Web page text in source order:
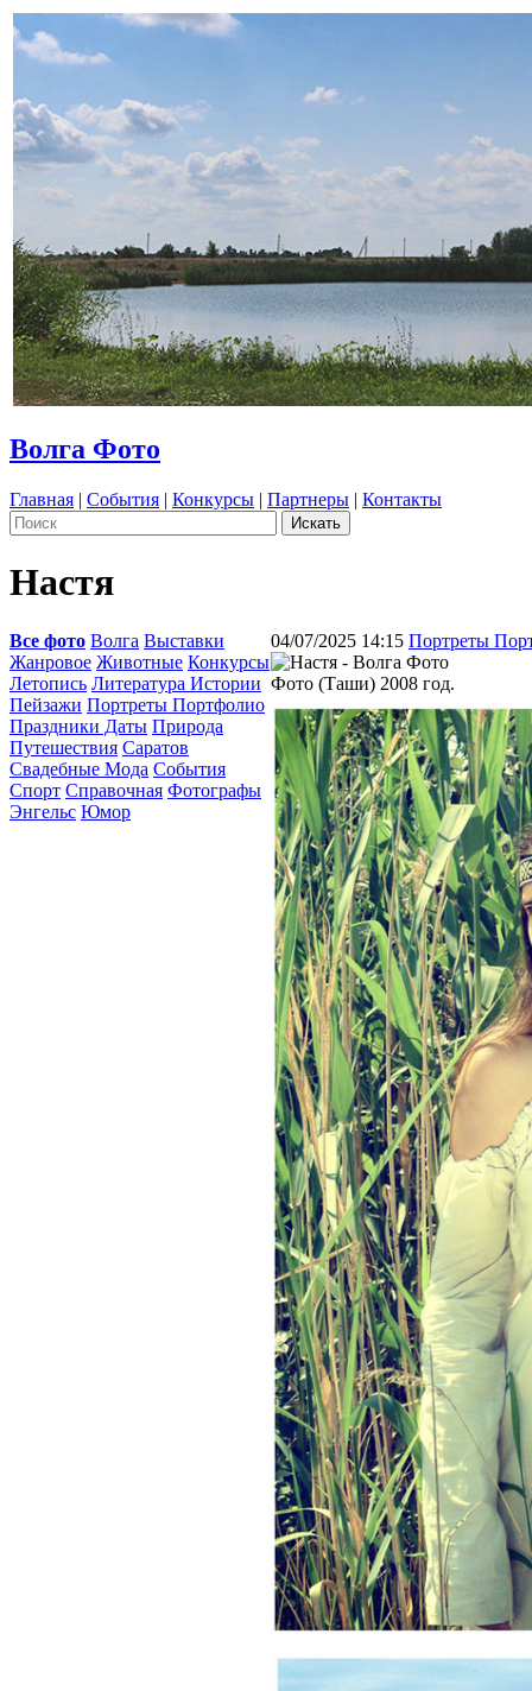
Волга Фото
Главная | События | Конкурсы | Партнеры | Контакты
Настя
Все фото Волга Выставки
Жанровое Животные Конкурсы
Летопись Литература Истории
Пейзажи Портреты Портфолио
Праздники Даты Природа
Путешествия Саратов
Свадебные Мода События
Спорт Справочная Фотографы
Энгельс Юмор
04/07/2025 14:15 Портреты
Фото (Таши) 2008 год.